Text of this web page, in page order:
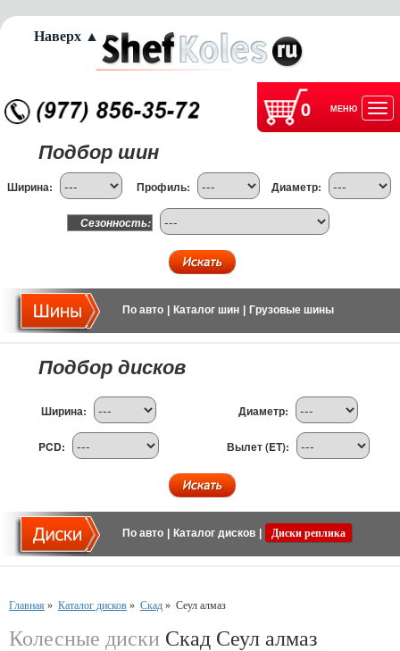
0 МЕНЮ
Подбор шин
Ширина: Профиль: Диаметр:
Сезонность:
По авто Каталог шин Грузовые шины
Подбор дисков
Ширина: Диаметр:
PCD: Вылет (ET):
По авто Каталог дисков Диски реплика
Главная » Каталог дисков » Скад » Сеул алмаз
Колесные диски Скад Сеул алмаз
Наверх ▲